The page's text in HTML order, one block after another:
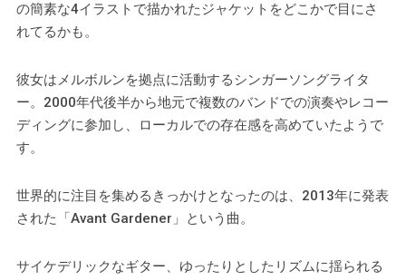
の簡素な4イラストで描かれたジャケットをどこかで目にさ
れてるかも。
彼女はメルボルンを拠点に活動するシンガーソングライタ
ー。2000年代後半から地元で複数のバンドでの演奏やレコー
ディングに参加し、ローカルでの存在感を高めていたようで
す。
世界的に注目を集めるきっかけとなったのは、2013年に発表
された「Avant Gardener」という曲。
サイケデリックなギター、ゆったりとしたリズムに揺られる